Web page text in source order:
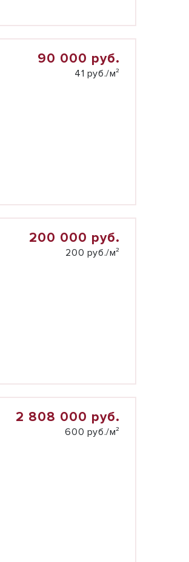
90 000 руб.
41 руб./м²
200 000 руб.
200 руб./м²
2 808 000 руб.
600 руб./м²